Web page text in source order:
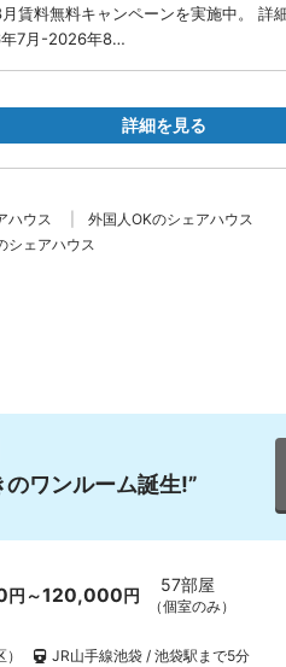
賃料無料キャンペーンを実施中。 詳
年7月-2026年8…
詳細を見る
ハウス
外国人OKのシェアハウス
シェアハウス
ワンルーム誕生!”
円～120,000円 57部屋
（個室のみ）
JR山手線池袋 / 池袋駅まで5分